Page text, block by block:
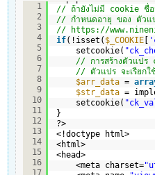
1
2
3
4
5
6
7
8
9
10
11
12
13
14
15
16
17
// ถ้ายังไม่มี cookie ชื่อ
// กำหนดอายุ ของ ตัว
//
https://
if(!isset( $_COOKIE [
setcookie(
// การสร้างตัวแปร
// ตัวแปร จะเรียกใ
$arr_data =
$str_data =
setcookie(
}
?>
<!doctype html>
<html>
<head>
<meta charset=